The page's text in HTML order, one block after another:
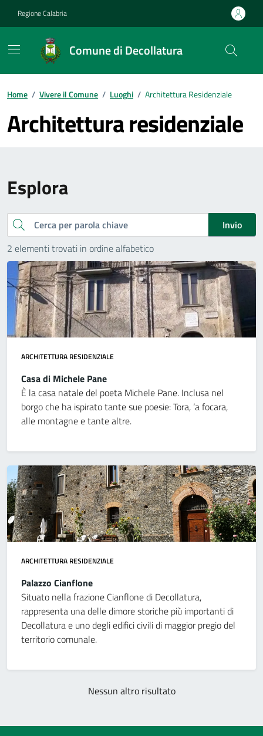
Regione Calabria
Comune di Decollatura
Home / Vivere il Comune / Luoghi / Architettura Residenziale
Architettura residenziale
Esplora
Cerca
Invio
2 elementi trovati in ordine alfabetico
ARCHITETTURA RESIDENZIALE
Casa di Michele Pane
È la casa natale del poeta Michele Pane. Inclusa nel
borgo che ha ispirato tante sue poesie: Tora, ‘a focara,
alle montagne e tante altre.
ARCHITETTURA RESIDENZIALE
Palazzo Cianflone
Situato nella frazione Cianflone di Decollatura,
rappresenta una delle dimore storiche più importanti di
Decollatura e uno degli edifici civili di maggior pregio del
territorio comunale.
Nessun altro risultato